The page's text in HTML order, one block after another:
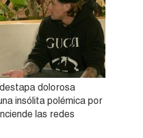
dolorosa
insólita polémica por
las redes